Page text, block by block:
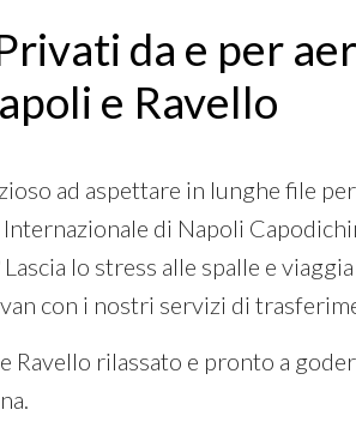
​​da e per
e Ravello
ad aspettare in lunghe file
di Napoli
lo stress alle spalle e
con i nostri servizi di
Ravello rilassato e pronto a